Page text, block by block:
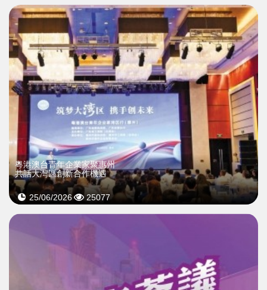
粵港澳台青年企業家聚惠州
共話大灣區創新合作機遇
25/06/2026 25077